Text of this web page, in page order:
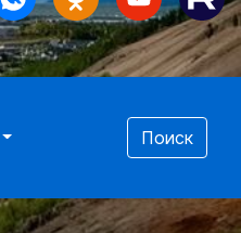
Поиск